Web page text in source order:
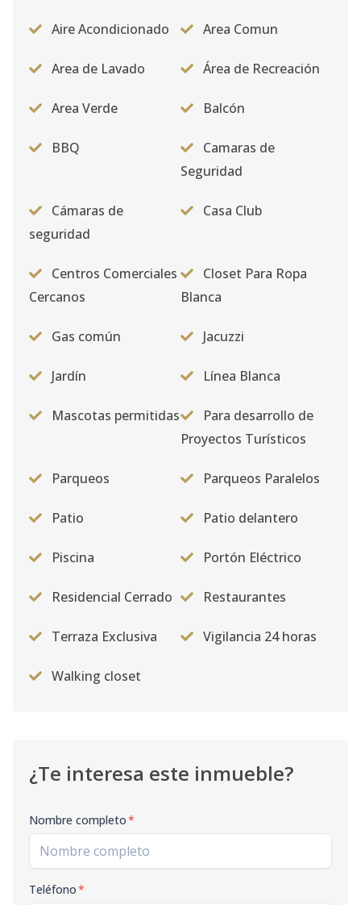
Aire Acondicionado Area Comun
Area de Lavado Área de Recreación
Area Verde Balcón
BBQ
Camaras de
Seguridad
Cámaras de
seguridad
Casa Club
Centros Comerciales
Cercanos
Closet Para Ropa
Blanca
Gas común Jacuzzi
Jardín Línea Blanca
Mascotas permitidas
Para desarrollo de
Proyectos Turísticos
Parqueos Parqueos Paralelos
Patio Patio delantero
Piscina Portón Eléctrico
Residencial Cerrado Restaurantes
Terraza Exclusiva Vigilancia 24 horas
Walking closet
¿Te interesa este inmueble?
Nombre completo*
Teléfono*